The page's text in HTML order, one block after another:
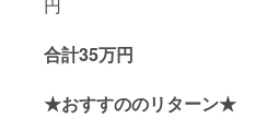
円
合計35万円
★おすすののリターン★